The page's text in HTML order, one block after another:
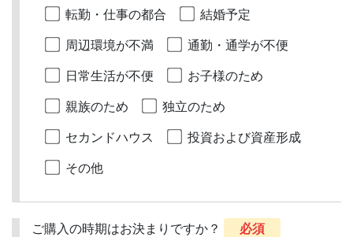
転勤・仕事の都合
結婚予定
周辺環境が不満
通勤・通学が不便
日常生活が不便
お子様のため
親族のため
独立のため
セカンドハウス
投資および資産形成
その他
ご購入の時期はお決まりですか？ 必須